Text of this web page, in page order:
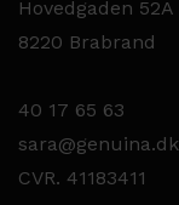
Hovedgaden 52A
8220 Brabrand
40 17 65 63
sara@genuina.dk
CVR. 41183411